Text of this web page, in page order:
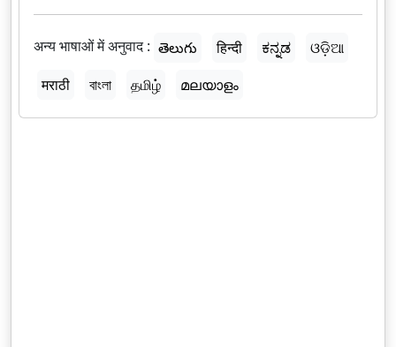
अन्य भाषाओं में अनुवाद : తెలుగు हिन्दी ಕನ್ನಡ
ଓଡ଼ିଆ
मराठी
বাংলা தமிழ் മലയാളം